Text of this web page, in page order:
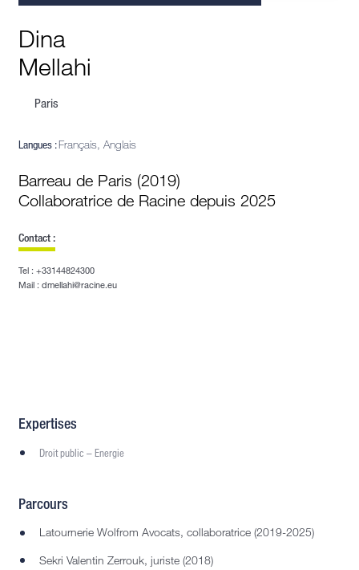
Dina
Mellahi
Paris
Langues :Français, Anglais
Barreau de Paris (2019)
Collaboratrice de Racine depuis 2025
Contact :
Tel : +33144824300
Mail : dmellahi@racine.eu
Expertises
Droit public – Energie
Parcours
Latournerie Wolfrom Avocats, collaboratrice (2019-2025)
Sekri Valentin Zerrouk, juriste (2018)